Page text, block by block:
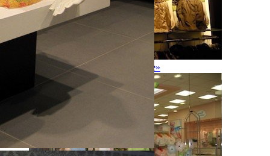
Манекены серии «Reverie Line»